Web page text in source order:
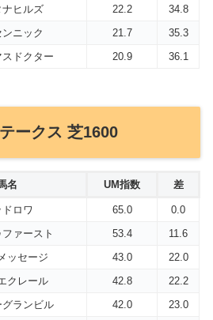
ナヒルズ 22.2
34.8
ンニック 21.7
35.3
ドクター 20.9 36.1
ークス 芝1600
名 UM指数 差
ドロワ 65.0
0.0
ァースト 53.4
11.6
ッセージ 43.0
22.0
クレール 42.8
22.2
グランビル 42.0
23.0